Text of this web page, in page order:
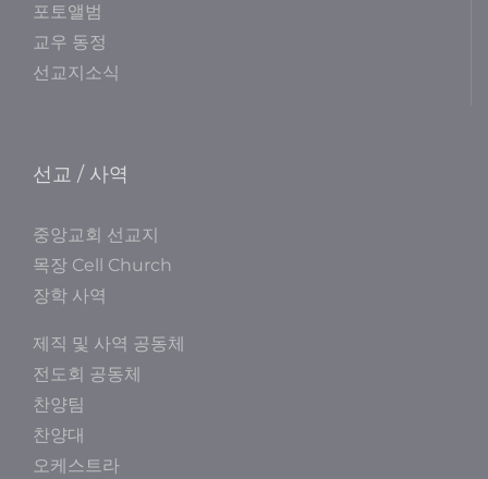
포토앨범
교우 동정
선교지소식
선교 / 사역
중앙교회 선교지
목장 Cell Church
장학 사역
제직 및 사역 공동체
전도회 공동체
찬양팀
찬양대
오케스트라